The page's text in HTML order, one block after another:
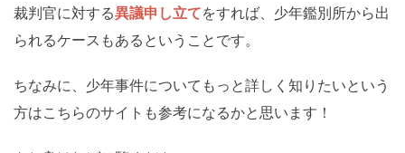
裁判官に対する異議申し立てをすれば、少年鑑別所から出
られるケースもあるということです。
ちなみに、少年事件についてもっと詳しく知りたいという
方はこちらのサイトも参考になるかと思います！